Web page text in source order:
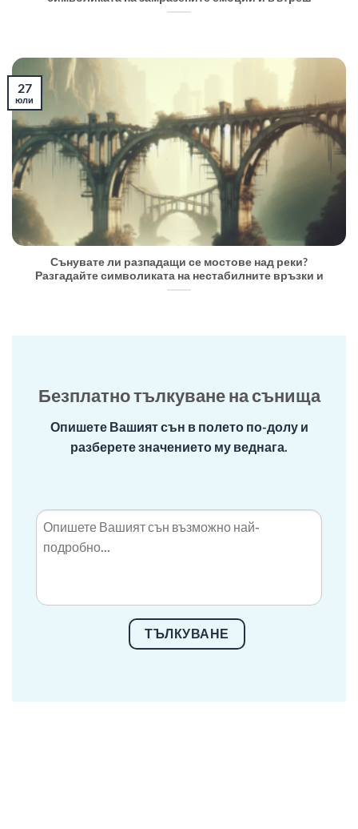
Сънувате ли разпадащи се мостове над реки?
Разгадайте символиката на нестабилните връзки и
27
юли
Безплатно тълкуване на сънища
Опишете Вашият сън в полето по-долу и
разберете значението му веднага.
ТЪЛКУВАНЕ